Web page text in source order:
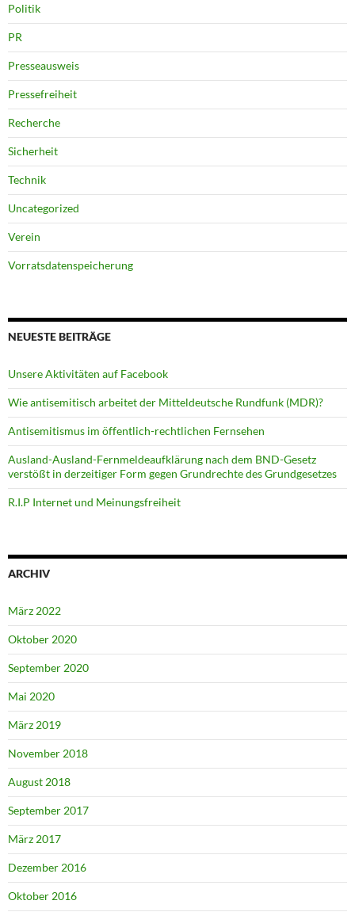
Politik
PR
Presseausweis
Pressefreiheit
Recherche
Sicherheit
Technik
Uncategorized
Verein
Vorratsdatenspeicherung
NEUESTE BEITRÄGE
Unsere Aktivitäten auf Facebook
Wie antisemitisch arbeitet der Mitteldeutsche Rundfunk (MDR)?
Antisemitismus im öffentlich-rechtlichen Fernsehen
Ausland-Ausland-Fernmeldeaufklärung nach dem BND-Gesetz
verstößt in derzeitiger Form gegen Grundrechte des Grundgesetzes
R.I.P Internet und Meinungsfreiheit
ARCHIV
März 2022
Oktober 2020
September 2020
Mai 2020
März 2019
November 2018
August 2018
September 2017
März 2017
Dezember 2016
Oktober 2016